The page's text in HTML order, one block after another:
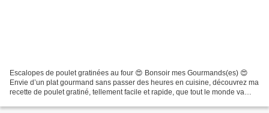
Escalopes de poulet gratinées au four 😍 Bonsoir mes Gourmands(es) 😍
Envie d’un plat gourmand sans passer des heures en cuisine, découvrez ma
recette de poulet gratiné, tellement facile et rapide, que tout le monde va